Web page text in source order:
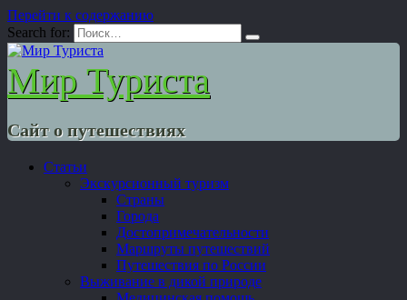
Перейти к содержанию
Search for:
Мир Туриста
Сайт о путешествиях
Статьи
Экскурсионный туризм
Страны
Города
Достопримечательности
Маршруты путешествий
Путешествия по России
Выживание в дикой природе